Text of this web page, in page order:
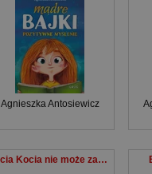
Agnieszka Antosiewicz
Kicia Kocia nie może zasnąć